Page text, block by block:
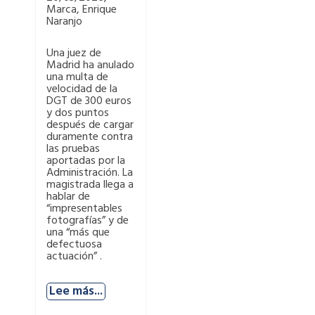
Marca, Enrique
Naranjo
Una juez de
Madrid ha anulado
una multa de
velocidad de la
DGT de 300 euros
y dos puntos
después de cargar
duramente contra
las pruebas
aportadas por la
Administración. La
magistrada llega a
hablar de
“impresentables
fotografías” y de
una “más que
defectuosa
actuación” .
Lee más...